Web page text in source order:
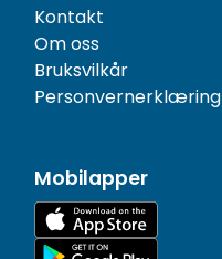
Kontakt
Om oss
Bruksvilkår
Personvernerklæring
Mobilapper